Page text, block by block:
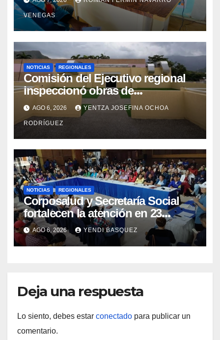
VENEGAS
NOTICIAS REGIONALES
Comisión del Ejecutivo regional
inspeccionó obras de
recuperación en la Maternidad
Integral Aragua
AGO 6, 2026 YENTZA JOSEFINA OCHOA
RODRÍGUEZ
NOTICIAS REGIONALES
Corposalud y Secretaría Social
fortalecen la atención en 23
municipios
AGO 6, 2026 YENDI BASQUEZ
Deja una respuesta
Lo siento, debes estar conectado para publicar un
comentario.